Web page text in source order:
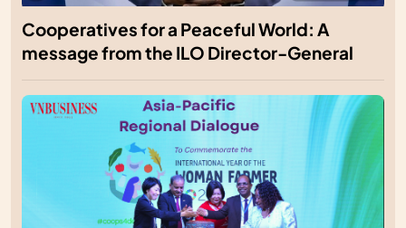
Cooperatives for a Peaceful World: A
message from the ILO Director-General